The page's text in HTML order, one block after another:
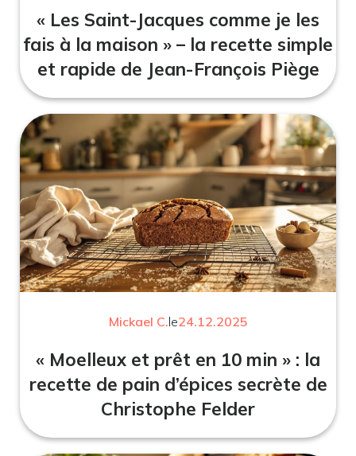
« Les Saint-Jacques comme je les
fais à la maison » – la recette simple
et rapide de Jean-François Piège
Mickael C.le24.12.2025
« Moelleux et prêt en 10 min » : la
recette de pain d’épices secrète de
Christophe Felder